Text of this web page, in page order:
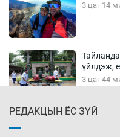
3 цаг 14
үйлдэж,
3 цаг 44
РЕДАКЦЫН ЁС ЗҮЙ